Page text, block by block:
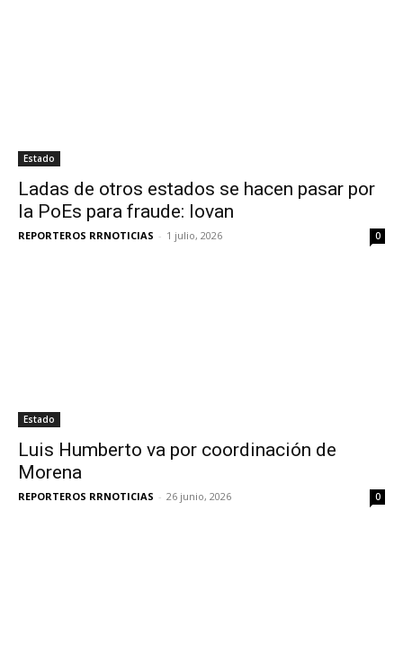
Estado
Ladas de otros estados se hacen pasar por
la PoEs para fraude: Iovan
REPORTEROS RRNOTICIAS - 1 julio, 2026 0
Estado
Luis Humberto va por coordinación de
Morena
REPORTEROS RRNOTICIAS - 26 junio, 2026 0